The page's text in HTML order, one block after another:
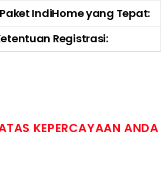
IndiHome yang Tepat:
Registrasi:
KEPERCAYAAN ANDA